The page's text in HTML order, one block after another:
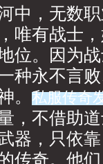
中，无数
唯有战士
位。因为
种永不言
私服传奇
，不借助
器，只依
传奇。他